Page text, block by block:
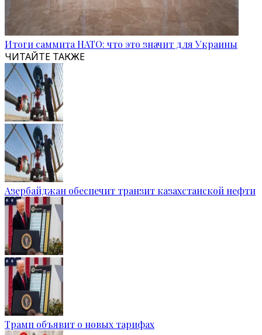
Итоги саммита НАТО: что это значит для Украины
ЧИТАЙТЕ ТАКЖЕ
Азербайджан обеспечит транзит казахстанской нефти
Трамп объявит о новых тарифах